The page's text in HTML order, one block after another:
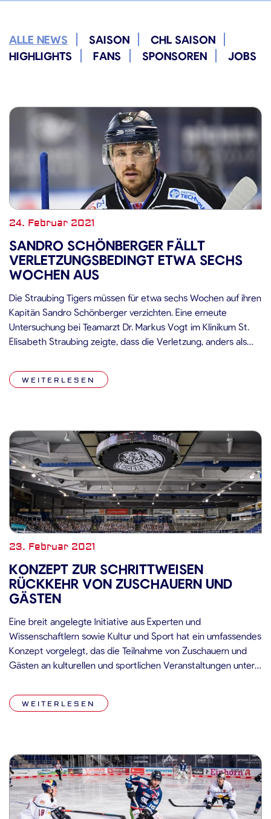
ALLE NEWS SAISON
CHL SAISON
HIGHLIGHTS
FANS SPONSOREN JOBS
24. Februar 2021
SANDRO SCHÖNBERGER FÄLLT
VERLETZUNGSBEDINGT ETWA SECHS
WOCHEN AUS
Die Straubing Tigers müssen für etwa sechs Wochen auf ihren
Kapitän Sandro Schönberger verzichten. Eine erneute
Untersuchung bei Teamarzt Dr. Markus Vogt im Klinikum St.
Elisabeth Straubing zeigte, dass die Verletzung, anders als
nötig macht. Dieser wird am heutigen Mittwoch, den
24.02.2021, durchgeführt. Bis zu seiner Verletzung hatte […]
WEITERLESEN
23. Februar 2021
KONZEPT ZUR SCHRITTWEISEN
RÜCKKEHR VON ZUSCHAUERN UND
GÄSTEN
Eine breit angelegte Initiative aus Experten und
Wissenschaftlern sowie Kultur und Sport hat ein umfassendes
Konzept vorgelegt, das die Teilnahme von Zuschauern und
Gästen an kulturellen und sportlichen Veranstaltungen unter
ermöglichen könnte. Mit ihrem Konzept präsentieren die
etwa 20 beteiligten Wissenschaftler und Experten sowie
WEITERLESEN